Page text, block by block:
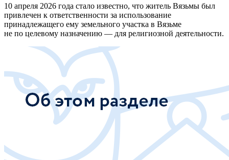
10 апреля 2026 года стало известно, что житель Вязьмы был
привлечен к ответственности за использование
принадлежащего ему земельного участка в Вязьме
не по целевому назначению — для религиозной деятельности.